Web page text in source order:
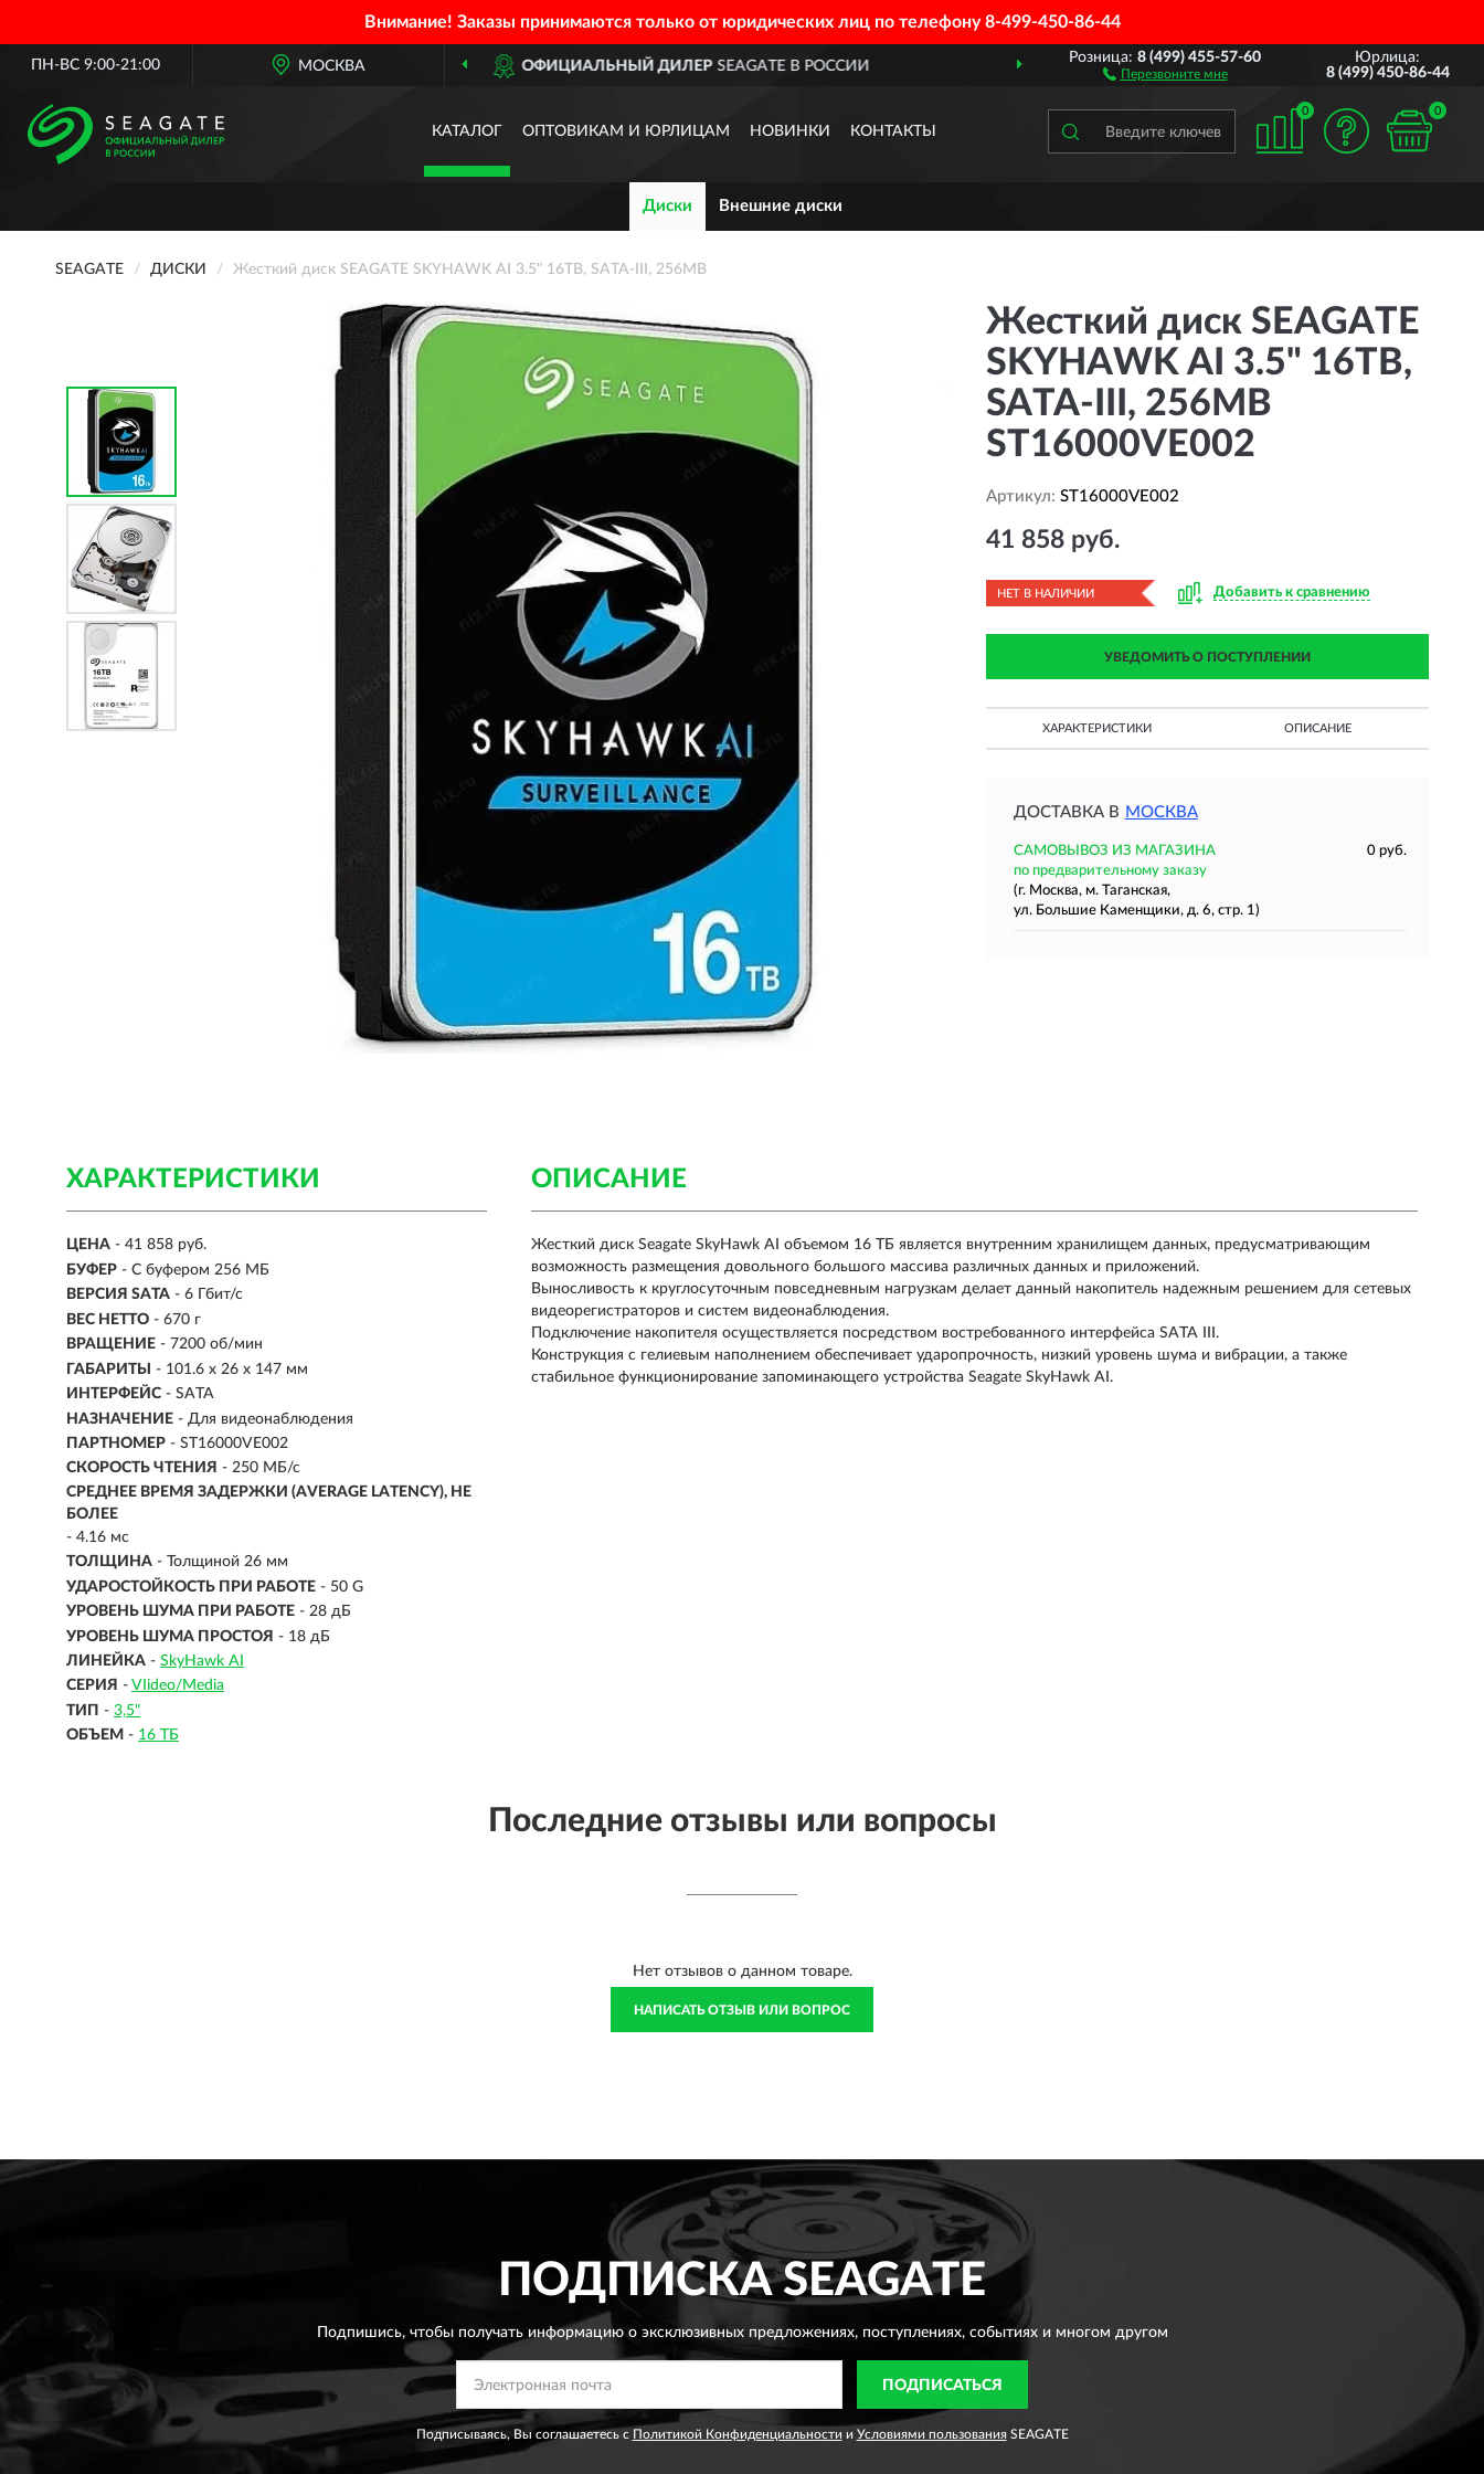
Внимание! Заказы принимаются только от юридических лиц по телефону8-499-450-86-44
ПН-ВС 9:00-21:00 МОСКВА
ОФИЦИАЛЬНЫЙ ДИЛЕРSEAGATE В РОССИИ ДОСТАВИМ ПО ВСЕЙ РОССИИ
Розница:8 (499) 455-57-60
Перезвоните мне
Юрлица:
8 (499) 450-86-44
КАТАЛОГ ОПТОВИКАМ И ЮРЛИЦАМ НОВИНКИ КОНТАКТЫ
0 0
Диски Внешние диски
SEAGATE ДИСКИ Жесткий диск SEAGATE SKYHAWK AI 3.5" 16TB, SATA-III, 256MB
Жесткий диск SEAGATE
SKYHAWK AI 3.5" 16TB,
SATA-III, 256MB
ST16000VE002
Артикул: ST16000VE002
41 858 руб.
НЕТ В НАЛИЧИИ Добавить к сравнению
УВЕДОМИТЬ О ПОСТУПЛЕНИИ
ХАРАКТЕРИСТИКИ ОПИСАНИЕ
ДОСТАВКА В МОСКВА
САМОВЫВОЗ ИЗ МАГАЗИНА
0 руб.
по предварительному заказу
(г. Москва, м. Таганская,
ул. Большие Каменщики, д. 6, стр. 1)
ХАРАКТЕРИСТИКИ
ЦЕНА - 41 858 руб.
БУФЕР - С буфером 256 МБ
ВЕРСИЯ SATA - 6 Гбит/с
ВЕС НЕТТО - 670 г
ВРАЩЕНИЕ - 7200 об/мин
ГАБАРИТЫ
- 101.6 x 26 x 147 мм
ИНТЕРФЕЙС - SATA
НАЗНАЧЕНИЕ - Для видеонаблюдения
ПАРТНОМЕР - ST16000VE002
СКОРОСТЬ ЧТЕНИЯ - 250 МБ/с
СРЕДНЕЕ ВРЕМЯ ЗАДЕРЖКИ (AVERAGE LATENCY), НЕ
БОЛЕЕ
- 4.16 мс
ТОЛЩИНА - Толщиной 26 мм
УДАРОСТОЙКОСТЬ ПРИ РАБОТЕ - 50 G
УРОВЕНЬ ШУМА ПРИ РАБОТЕ - 28 дБ
УРОВЕНЬ ШУМА ПРОСТОЯ - 18 дБ
ЛИНЕЙКА - SkyHawk AI
СЕРИЯ - VIideo/Media
ТИП - 3,5"
ОБЪЕМ - 16 ТБ
ОПИСАНИЕ
Жесткий диск Seagate SkyHawk AI объемом 16 ТБ является внутренним хранилищем данных, предусматривающим
возможность размещения довольного большого массива различных данных и приложений.
Выносливость к круглосуточным повседневным нагрузкам делает данный накопитель надежным решением для сетевых
видеорегистраторов и систем видеонаблюдения.
Подключение накопителя осуществляется посредством востребованного интерфейса SATA III.
Конструкция с гелиевым наполнением обеспечивает ударопрочность, низкий уровень шума и вибрации, а также
стабильное функционирование запоминающего устройства Seagate SkyHawk AI.
Последние отзывы или вопросы
Нет отзывов о данном товаре.
НАПИСАТЬ ОТЗЫВ ИЛИ ВОПРОС
ПОДПИСКАSEAGATE
Подпишись, чтобы получать информацию о эксклюзивных предложениях,поступлениях, событиях и многом другом
ПОДПИСАТЬСЯ
Подписываясь, Вы соглашаетесь с Политикой Конфиденциальности и Условиями пользованияSEAGATE